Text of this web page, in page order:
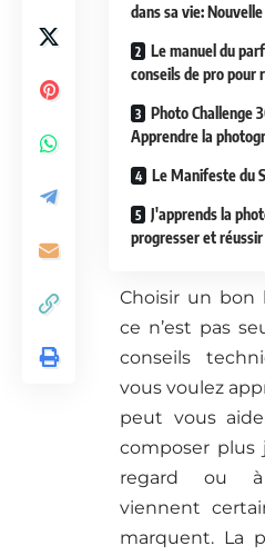
dans sa vie:
Le manuel du
conseils de pro pour
Photo Challenge
Apprendre la
Le Manifeste du
J'apprends la
progresser et
Choisir un bon
ce n’est pas
conseils
vous voulez
peut vous
composer plus
regard ou à
viennent
marquent. La